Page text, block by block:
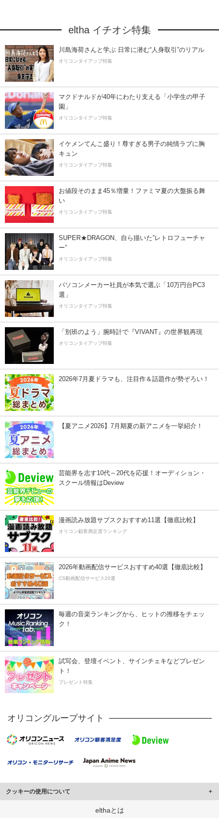
eltha イチオシ特集
川島海荷さんと学ぶ 日常に潜む“人身取引”のリアル
オリコンタイアップ特集
マクドナルドが40年にわたり支える「小学生の甲子
園」
オリコンタイアップ特集
イケメンてんこ盛り！尊すぎる男子の純情ラブに胸
キュン
オリコンタイアップ特集
お値段そのまま45％増量！ファミマ夏の大盤振る舞
い
オリコンタイアップ特集
SUPER★DRAGON、自ら描いた”レトロフューチャ
ー”
オリコンタイアップ特集
パソコンメーカー社員が本気で選ぶ「10万円台PC3
選」
オリコンタイアップ特集
「別班のよう」腕時計で『VIVANT』の世界観再現
オリコンタイアップ特集
2026年7月夏ドラマも、注目作＆話題作が勢ぞろい！
【夏アニメ2026】7月期夏の新アニメを一挙紹介！
芸能界を志す10代～20代を応援！オーディション・
スクール情報はDeview
漫画読み放題サブスクおすすめ11選【徹底比較】
オリコン顧客満足度ランキング
2026年動画配信サービスおすすめ40選【徹底比較】
CS動画配信サービス20選
毎週の音楽ランキングから、ヒットの推移をチェッ
ク！
試写会、登壇イベント、サインチェキなどプレゼン
ト！
プレゼント特集
オリコングループサイト
クッキーの使用について
このサイトでは Cookie を使用して、ユーザーに合わせたコンテンツや広告の
elthaとは